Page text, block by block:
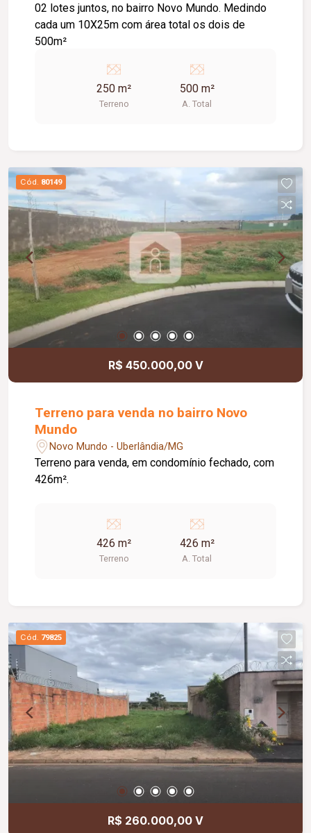
02 lotes juntos, no bairro Novo Mundo. Medindo
cada um 10X25m com área total os dois de
500m²
250 m²
Terreno
500 m²
A. Total
Cód. 80149
R$ 450.000,00 V
Terreno para venda no bairro Novo
Mundo
Novo Mundo - Uberlândia/MG
Terreno para venda, em condomínio fechado, com
426m².
426 m²
Terreno
426 m²
A. Total
Cód. 79825
R$ 260.000,00 V